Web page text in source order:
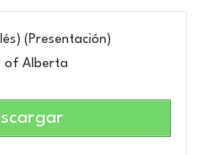
(Presentación)
of Alberta